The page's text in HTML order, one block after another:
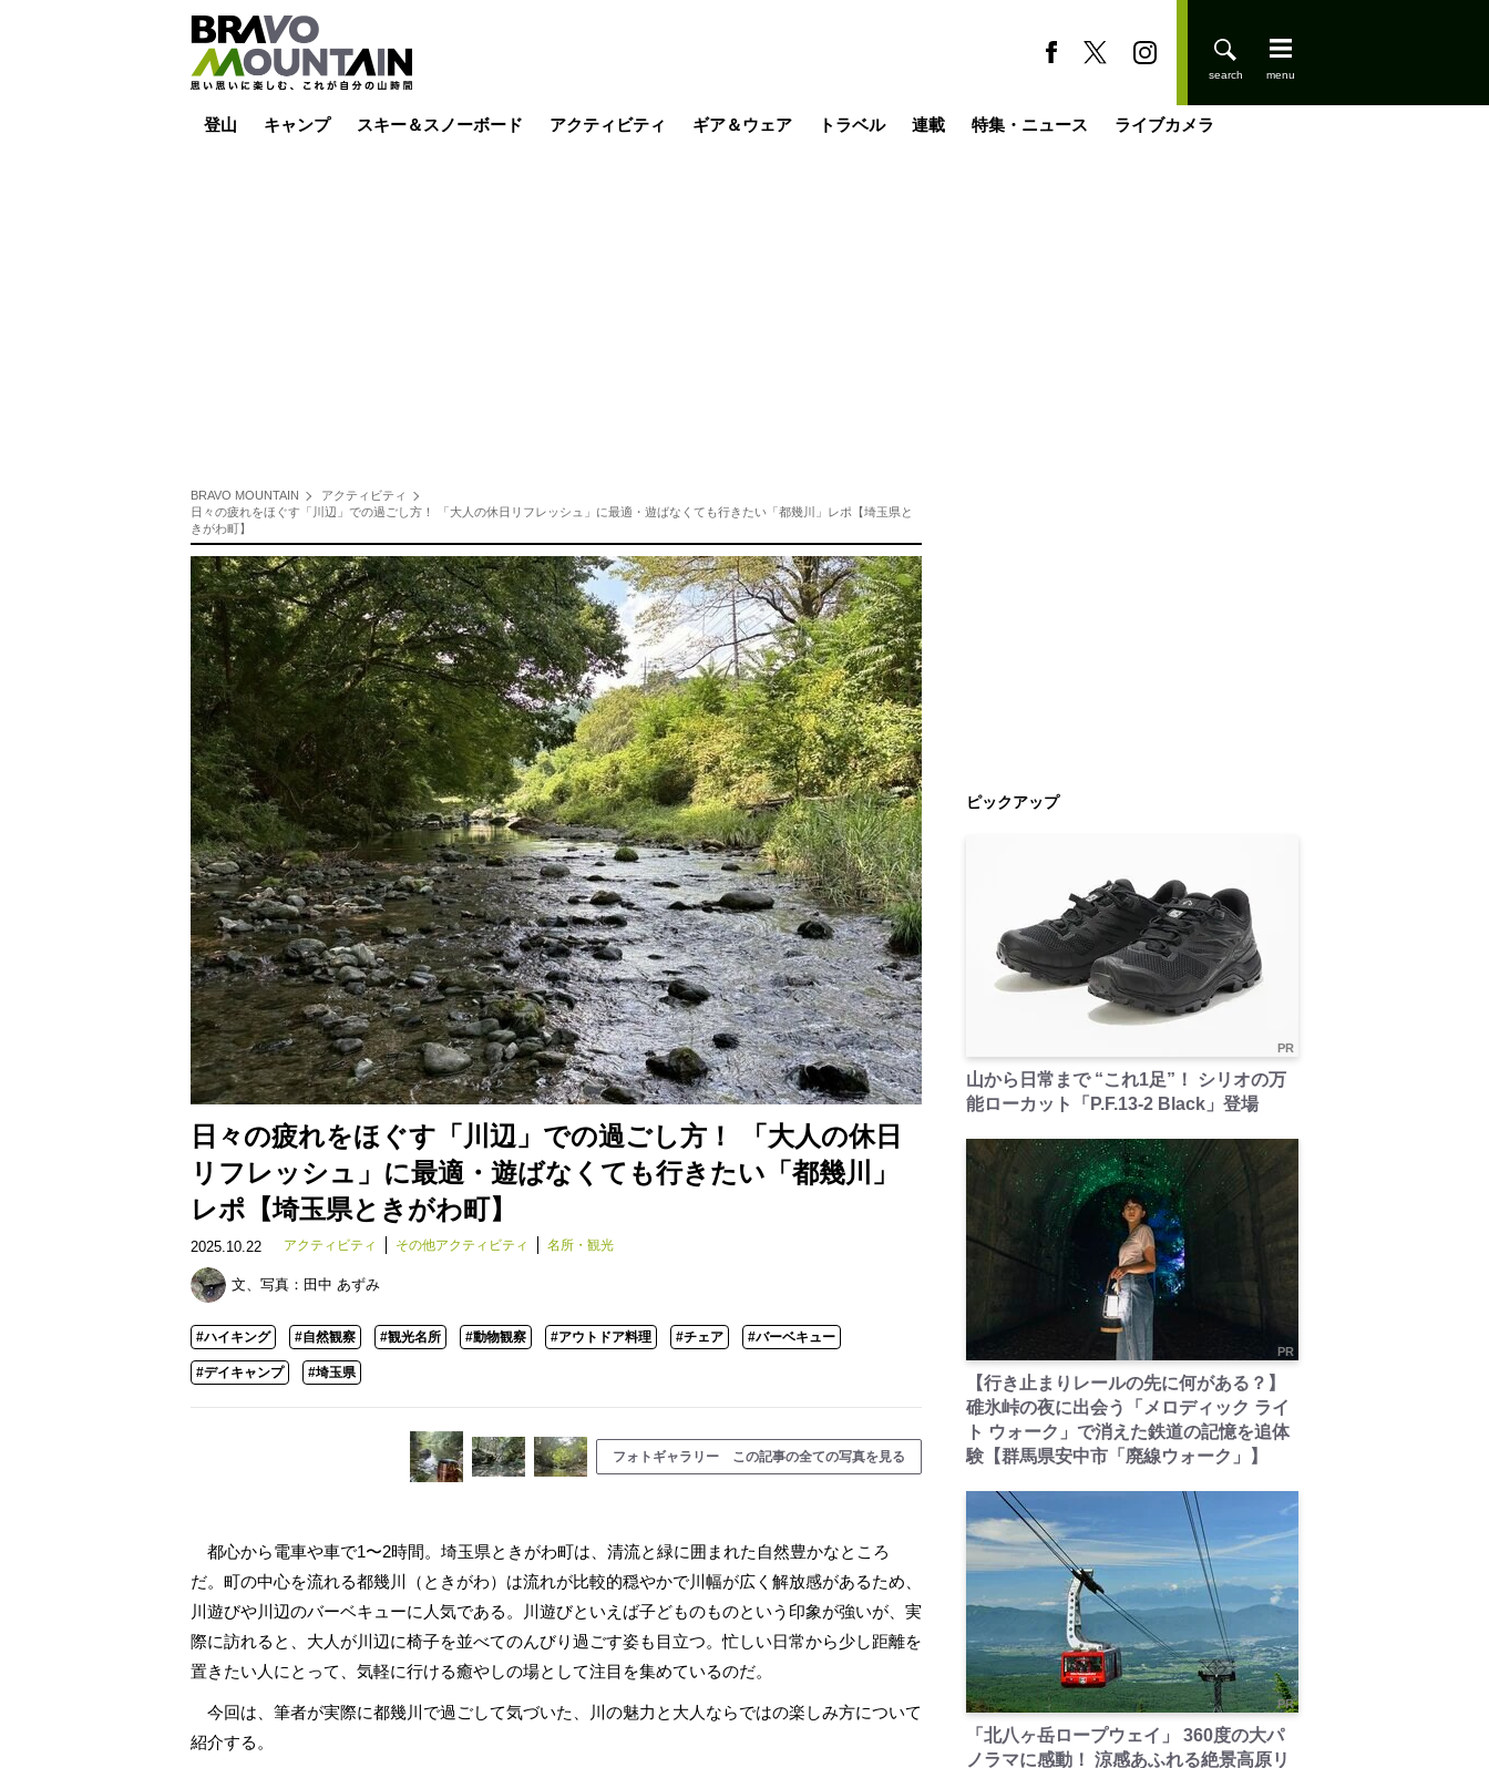
登山 キャンプ スキー＆スノーボード アクティビティ ギア＆ウェア トラベル 連載 特集・ニュース ライブカメラ
BRAVO MOUNTAIN
アクティビティ
日々の疲れをほぐす「川辺」での過ごし方！ 「大人の休日リフレッシュ」に最適・遊ばなくても行きたい「都幾川」レポ【埼玉県と
きがわ町】
日々の疲れをほぐす「川辺」での過ごし方！ 「大人の休日
リフレッシュ」に最適・遊ばなくても行きたい「都幾川」
レポ【埼玉県ときがわ町】
2025.10.22 アクティビティ その他アクティビティ 名所・観光
文、写真： 田中 あずみ
#ハイキング #自然観察 #観光名所 #動物観察 #アウトドア料理 #チェア #バーベキュー
#デイキャンプ #埼玉県
フォトギャラリー この記事の全ての写真を見る
都心から電車や車で1〜2時間。埼玉県ときがわ町は、清流と緑に囲まれた自然豊かなところ
だ。町の中心を流れる都幾川（ときがわ）は流れが比較的穏やかで川幅が広く解放感があるため、
川遊びや川辺のバーベキューに人気である。川遊びといえば子どものものという印象が強いが、実
際に訪れると、大人が川辺に椅子を並べてのんびり過ごす姿も目立つ。忙しい日常から少し距離を
置きたい人にとって、気軽に行ける癒やしの場として注目を集めているのだ。
今回は、筆者が実際に都幾川で過ごして気づいた、川の魅力と大人ならではの楽しみ方について
紹介する。
ピックアップ
PR
山から日常まで “これ1足”！ シリオの万
能ローカット「P.F.13-2 Black」登場
PR
【行き止まりレールの先に何がある？】
碓氷峠の夜に出会う「メロディック ライ
ト ウォーク」で消えた鉄道の記憶を追体
験【群馬県安中市「廃線ウォーク」】
PR
「北八ヶ岳ロープウェイ」 360度の大パ
ノラマに感動！ 涼感あふれる絶景高原リ